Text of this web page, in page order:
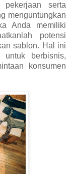
serta
menguntungkan
Anda memiliki
potensi
sablon. Hal ini
berbisnis,
konsumen